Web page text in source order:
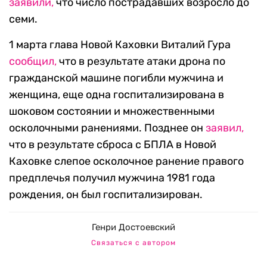
семи.
1 марта глава Новой Каховки Виталий Гура
сообщил,что в результате атаки дрона по
гражданской машине погибли мужчина и
женщина, еще одна госпитализирована в
шоковом состоянии и множественными
осколочными ранениями. Позднее он заявил,
что в результате сброса с БПЛА в Новой
Каховке слепое осколочное ранение правого
предплечья получил мужчина 1981 года
рождения, он был госпитализирован.
Генри Достоевский
Связаться с автором